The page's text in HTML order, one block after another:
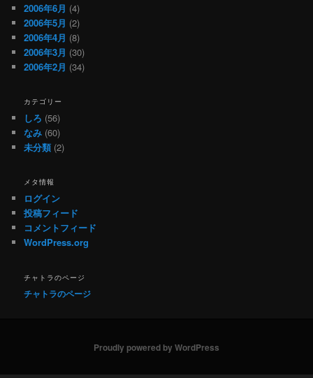
2006年6月 (4)
2006年5月 (2)
2006年4月 (8)
2006年3月 (30)
2006年2月 (34)
カテゴリー
しろ (56)
なみ (60)
未分類 (2)
メタ情報
ログイン
投稿フィード
コメントフィード
WordPress.org
チャトラのページ
チャトラのページ
Proudly powered by WordPress